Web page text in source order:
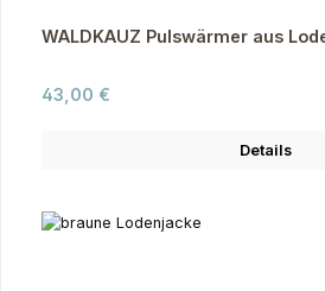
WALDKAUZ Pulswärmer aus
Regulärer Preis:
43,00 €
Details